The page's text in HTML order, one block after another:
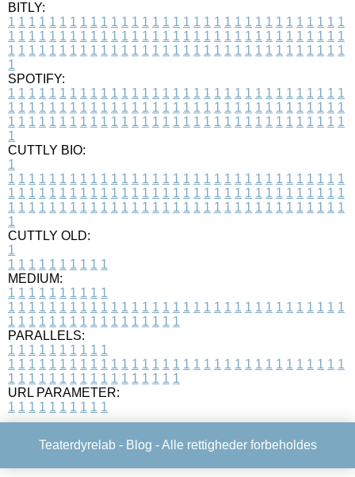
BITLY:
1 1 1 1 1 1 1 1 1 1 1 1 1 1 1 1 1 1 1 1 1 1 1 1 1 1 1 1 1 1 1 1 1
1 1 1 1 1 1 1 1 1 1 1 1 1 1 1 1 1 1 1 1 1 1 1 1 1 1 1 1 1 1 1 1 1
1 1 1 1 1 1 1 1 1 1 1 1 1 1 1 1 1 1 1 1 1 1 1 1 1 1 1 1 1 1 1 1 1
1
SPOTIFY:
1 1 1 1 1 1 1 1 1 1 1 1 1 1 1 1 1 1 1 1 1 1 1 1 1 1 1 1 1 1 1 1 1
1 1 1 1 1 1 1 1 1 1 1 1 1 1 1 1 1 1 1 1 1 1 1 1 1 1 1 1 1 1 1 1 1
1 1 1 1 1 1 1 1 1 1 1 1 1 1 1 1 1 1 1 1 1 1 1 1 1 1 1 1 1 1 1 1 1
1
CUTTLY BIO:
1
1 1 1 1 1 1 1 1 1 1 1 1 1 1 1 1 1 1 1 1 1 1 1 1 1 1 1 1 1 1 1 1 1
1 1 1 1 1 1 1 1 1 1 1 1 1 1 1 1 1 1 1 1 1 1 1 1 1 1 1 1 1 1 1 1 1
1 1 1 1 1 1 1 1 1 1 1 1 1 1 1 1 1 1 1 1 1 1 1 1 1 1 1 1 1 1 1 1 1
1
CUTTLY OLD:
1
1 1 1 1 1 1 1 1 1 1
MEDIUM:
1 1 1 1 1 1 1 1 1 1
1 1 1 1 1 1 1 1 1 1 1 1 1 1 1 1 1 1 1 1 1 1 1 1 1 1 1 1 1 1 1 1 1
1 1 1 1 1 1 1 1 1 1 1 1 1 1 1 1 1
PARALLELS:
1 1 1 1 1 1 1 1 1 1
1 1 1 1 1 1 1 1 1 1 1 1 1 1 1 1 1 1 1 1 1 1 1 1 1 1 1 1 1 1 1 1 1
1 1 1 1 1 1 1 1 1 1 1 1 1 1 1 1 1
URL PARAMETER:
1 1 1 1 1 1 1 1 1 1
Teaterdyrelab - Blog - Alle rettigheder forbeholdes